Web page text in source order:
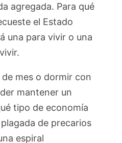
agregada. Para qué
el Estado
una para vivir o una
mes o dormir con
mantener un
tipo de economía
de precarios
espiral